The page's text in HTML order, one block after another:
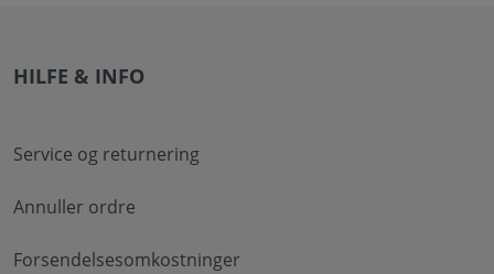
HILFE & INFO
Service og returnering
Annuller ordre
Forsendelsesomkostninger